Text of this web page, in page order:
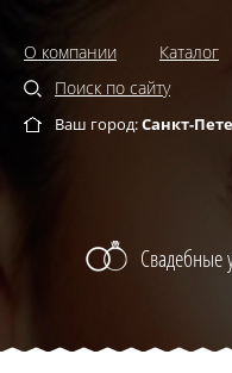
О компании
Каталог
Поиск по сайту
Ваш город:Санкт-
Свадебные